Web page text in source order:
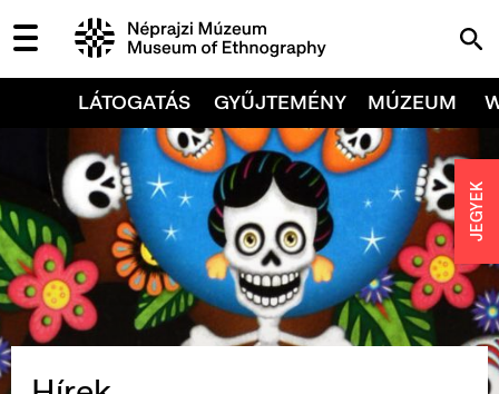
LÁTOGATÁS GYŰJTEMÉNY MÚZEUM
JEGYEK